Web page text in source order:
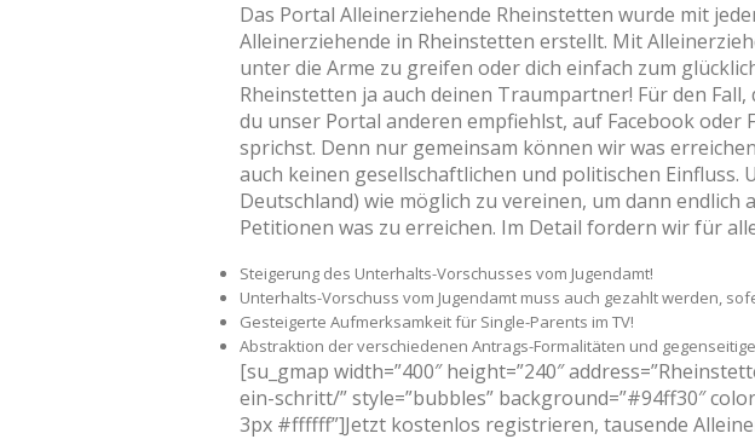
Das Portal Alleinerziehende Rheinstetten wurde mit
Alleinerziehende in Rheinstetten erstellt. Mit
unter die Arme zu greifen oder dich einfach zum
Rheinstetten ja auch deinen Traumpartner! Für den
du unser Portal anderen empfiehlst, auf Facebook
sprichst. Denn nur gemeinsam können wir was
auch keinen gesellschaftlichen und politischen Einfluss.
Deutschland) wie möglich zu vereinen, um dann
Petitionen was zu erreichen. Im Detail fordern wir für
Steigerung des Unterhalts-Vorschusses vom Jugendamt!
Unterhalts-Vorschuss vom Jugendamt muss auch gezahlt werden,
Gesteigerte Aufmerksamkeit für Single-Parents im TV!
Abstraktion der verschiedenen Antrags-Formalitäten und
[su_gmap width=”400″ height=”240″
ein-schritt/” style=”bubbles” background=”#94ff30″
3px #ffffff”]Jetzt kostenlos registrieren, tausende